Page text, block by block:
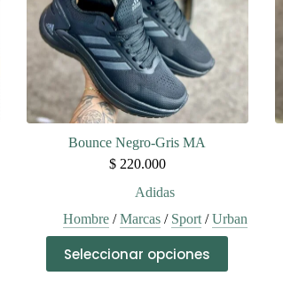
Bounce Negro-Gris MA
$220.000
Adidas
Hombre/Marcas/ Sport/Urban
Seleccionar opciones
producto
tiene